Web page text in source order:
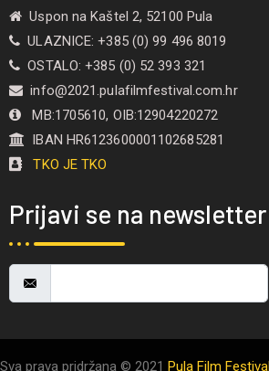
Uspon na Kaštel 2, 52100 Pula
ULAZNICE: +385 (0) 99 496 8019
OSTALO: +385 (0) 52 393 321
info@2021.pulafilmfestival.com.hr
MB:1705610, OIB:12904220272
IBAN HR6123600001102685281
TKO JE TKO
Prijavi se na newsletter
Sva prava pridržana © 2021 Pula Film Festival